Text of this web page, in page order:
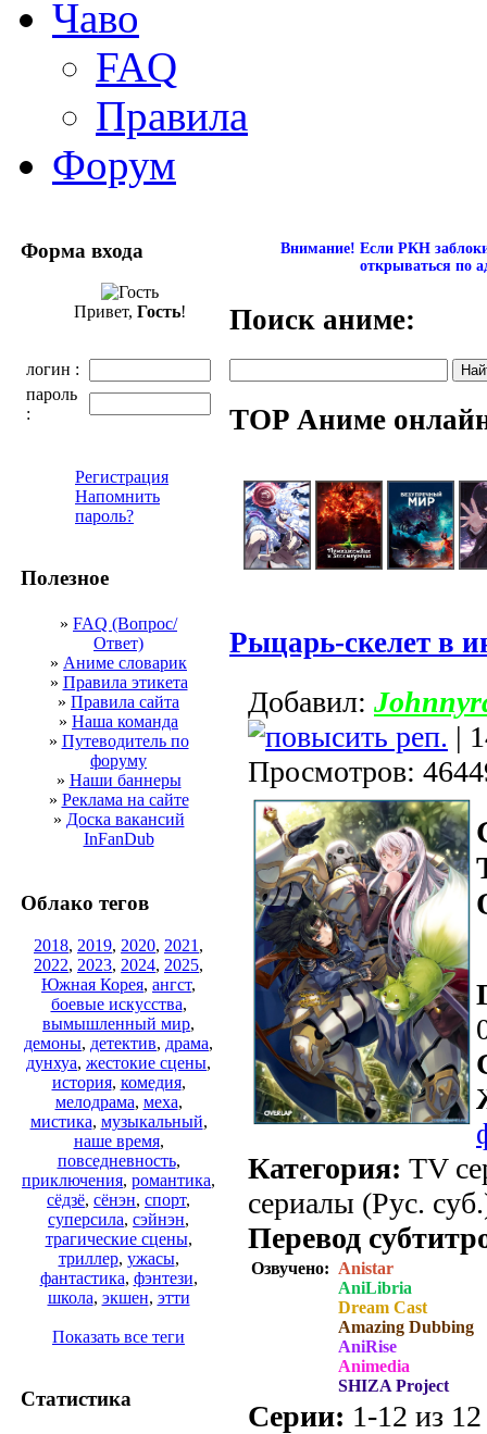
Чаво
FAQ
Правила
Форум
Форма входа
Привет, Гость!
логин :
пароль
:
Регистрация
Напомнить
пароль?
Полезное
» FAQ (Вопрос/
Ответ)
» Аниме словарик
» Правила этикета
» Правила сайта
» Наша команда
» Путеводитель по
форуму
» Наши баннеры
» Реклама на сайте
» Доска вакансий
InFanDub
Облако тегов
2018, 2019, 2020, 2021 ,
2022, 2023, 2024, 2025,
Южная Корея, ангст,
боевые искусства,
вымышленный мир,
демоны, детектив, драма,
дунхуа, жестокие сцены,
история, комедия,
мелодрама, меха,
мистика, музыкальный,
наше время,
повседневность,
приключения, романтика,
сёдзё, сёнэн, спорт,
суперсила, сэйнэн,
трагические сцены,
триллер, ужасы,
фантастика, фэнтези,
школа, экшен, этти
Показать все теги
Статистика
Внимание! Если РКН
открываться по
Поиск аниме:
TOP Аниме
Рыцарь-скелет в
Добавил:
|
Просмотров:
Категория: TV
сериалы (Рус.
Перевод
Озвучено: Anistar
AniLibria
Dream Cast
Amazing Dubbing
AniRise
Animedia
SHIZA Project
Серии: 1-12 из